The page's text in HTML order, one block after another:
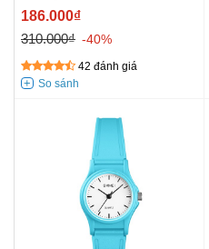
186.000₫
310.000₫ -40%
42 đánh giá